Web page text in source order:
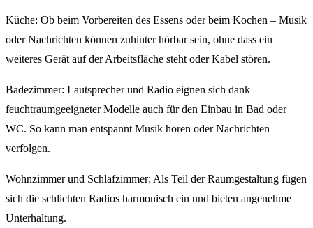
Küche: Ob beim Vorbereiten des Essens oder beim Kochen – Musik
oder Nachrichten können zuhinter hörbar sein, ohne dass ein
weiteres Gerät auf der Arbeitsfläche steht oder Kabel stören.
Badezimmer: Lautsprecher und Radio eignen sich dank
feuchtraumgeeigneter Modelle auch für den Einbau in Bad oder
WC. So kann man entspannt Musik hören oder Nachrichten
verfolgen.
Wohnzimmer und Schlafzimmer: Als Teil der Raumgestaltung fügen
sich die schlichten Radios harmonisch ein und bieten angenehme
Unterhaltung.